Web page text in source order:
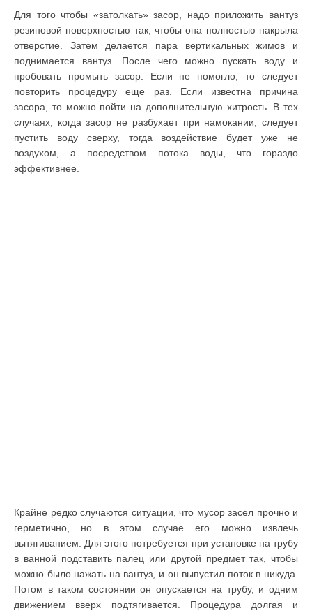
Для того чтобы «затолкать» засор, надо приложить вантуз
резиновой поверхностью так, чтобы она полностью накрыла
отверстие. Затем делается пара вертикальных жимов и
поднимается вантуз. После чего можно пускать воду и
пробовать промыть засор. Если не помогло, то следует
повторить процедуру еще раз. Если известна причина
засора, то можно пойти на дополнительную хитрость. В тех
случаях, когда засор не разбухает при намокании, следует
пустить воду сверху, тогда воздействие будет уже не
воздухом, а посредством потока воды, что гораздо
эффективнее.
Крайне редко случаются ситуации, что мусор засел прочно и
герметично, но в этом случае его можно извлечь
вытягиванием. Для этого потребуется при установке на трубу
в ванной подставить палец или другой предмет так, чтобы
можно было нажать на вантуз, и он выпустил поток в никуда.
Потом в таком состоянии он опускается на трубу, и одним
движением вверх подтягивается. Процедура долгая и